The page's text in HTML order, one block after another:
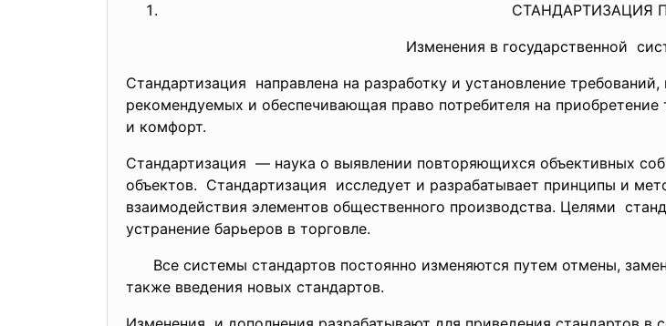
СТАНДАРТИЗАЦИЯ
Изменения в государственной
Стандартизация направлена на разработку и установление
рекомендуемых и обеспечивающая право потребителя на
и комфорт.
Стандартизация — наука о выявлении повторяющихся объективных
объектов. Стандартизация исследует и разрабатывает принципы и
взаимодействия элементов общественного производства. Целями
устранение барьеров в торговле.
Все системы стандартов постоянно изменяются путем отмены,
также введения новых стандартов.